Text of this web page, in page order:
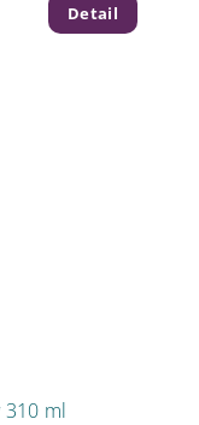
Detail
310 ml